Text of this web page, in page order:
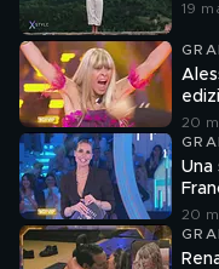
19
20
Una
20